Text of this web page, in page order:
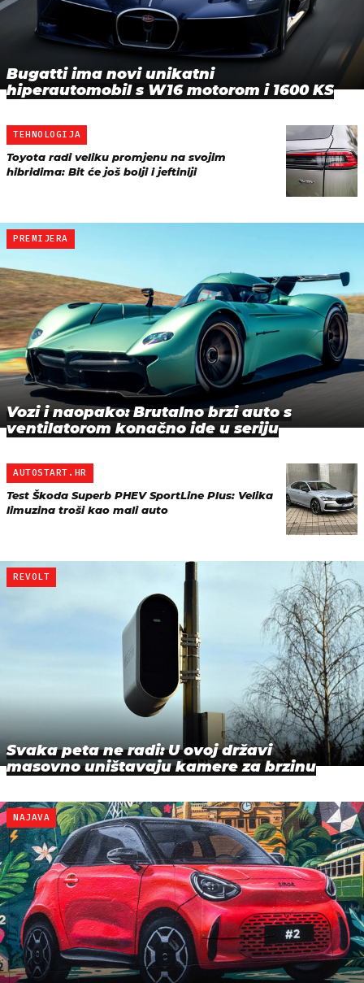
Bugatti ima novi unikatni
hiperautomobil s W16 motorom i 1600 KS
TEHNOLOGIJA
Toyota radi veliku promjenu na svojim
hibridima: Bit će još bolji i jeftiniji
PREMIJERA
Vozi i naopako: Brutalno brzi auto s
ventilatorom konačno ide u seriju
AUTOSTART.HR
Test Škoda Superb PHEV SportLine Plus: Velika
limuzina troši kao mali auto
REVOLT
Svaka peta ne radi: U ovoj državi
masovno uništavaju kamere za brzinu
NAJAVA